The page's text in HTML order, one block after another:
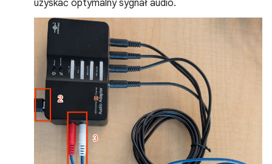
uzyskać optymalny sygnał audio.